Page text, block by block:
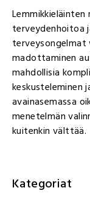
terveydenhoitoa
terveysongelmat
madottaminen
mahdollisia
keskusteleminen
avainasemassa
menetelmän
kuitenkin välttää.
Kategoriat